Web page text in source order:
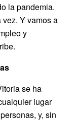
la pandemia.
Y vamos a
y
se ha
lugar
y, sin